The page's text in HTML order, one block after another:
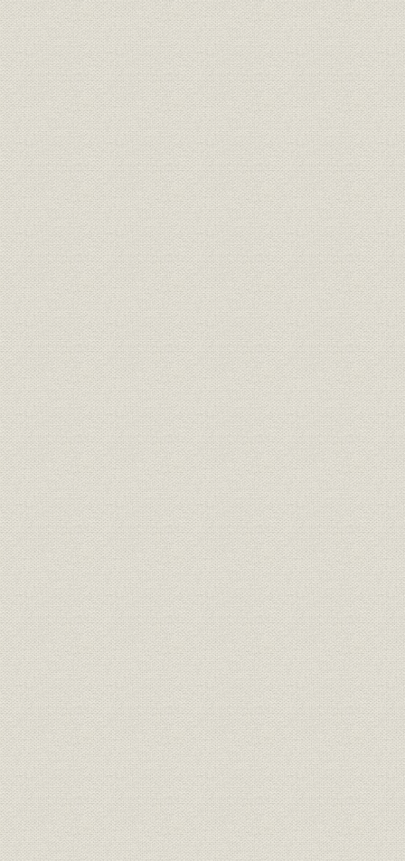
銀行;資金
山陰地方の普通銀行貸付金の推
移
明治31年
(1908年)
銀行;資金
山陰地方の普通銀行担保別貸付
金構成比率
明治36年
銀行;財務・業績
山陰地方の普通銀行収益状況の
推移
明治31年
(1908年)
米;価格 米価の推移
明治元年
(1965年)
銀行;財務・業績 全国普通銀行主要勘定
大正元年
(1929年)
銀行
わが国における各期の普通銀行
異動状況
明治35年
(1945年)
米 山陰地方の米作の推移
明治20年
(1924年)
養蚕 山陰地方の養蚕の推移
明治30年
(1925年)
銀行;財務・業績 島根県内本店銀行の主要勘定 大正3年
銀行;財務・業績 鳥取県内本店銀行の主要勘定 大正3年
銀行;財務・業績
山陰地方の普通銀行の推移(大正
時代)
大正元年
(1926年)
銀行;財務・業績
山陰地方の普通銀行(専業)の推
移(大正時代)
大正元年
(1926年)